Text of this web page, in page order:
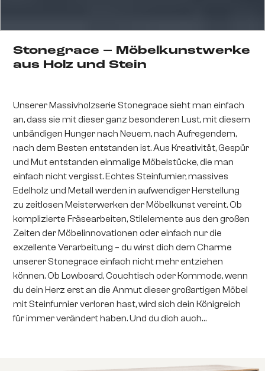
Stonegrace – Möbelkunstwerke
aus Holz und Stein
Unserer Massivholzserie Stonegrace sieht man einfach
an, dass sie mit dieser ganz besonderen Lust, mit diesem
unbändigen Hunger nach Neuem, nach Aufregendem,
nach dem Besten entstanden ist. Aus Kreativität, Gespür
und Mut entstanden einmalige Möbelstücke, die man
einfach nicht vergisst. Echtes Steinfurnier, massives
Edelholz und Metall werden in aufwendiger Herstellung
zu zeitlosen Meisterwerken der Möbelkunst vereint. Ob
komplizierte Fräsearbeiten, Stilelemente aus den großen
Zeiten der Möbelinnovationen oder einfach nur die
exzellente Verarbeitung – du wirst dich dem Charme
unserer Stonegrace einfach nicht mehr entziehen
können. Ob Lowboard, Couchtisch oder Kommode, wenn
du dein Herz erst an die Anmut dieser großartigen Möbel
mit Steinfurnier verloren hast, wird sich dein Königreich
für immer verändert haben. Und du dich auch…